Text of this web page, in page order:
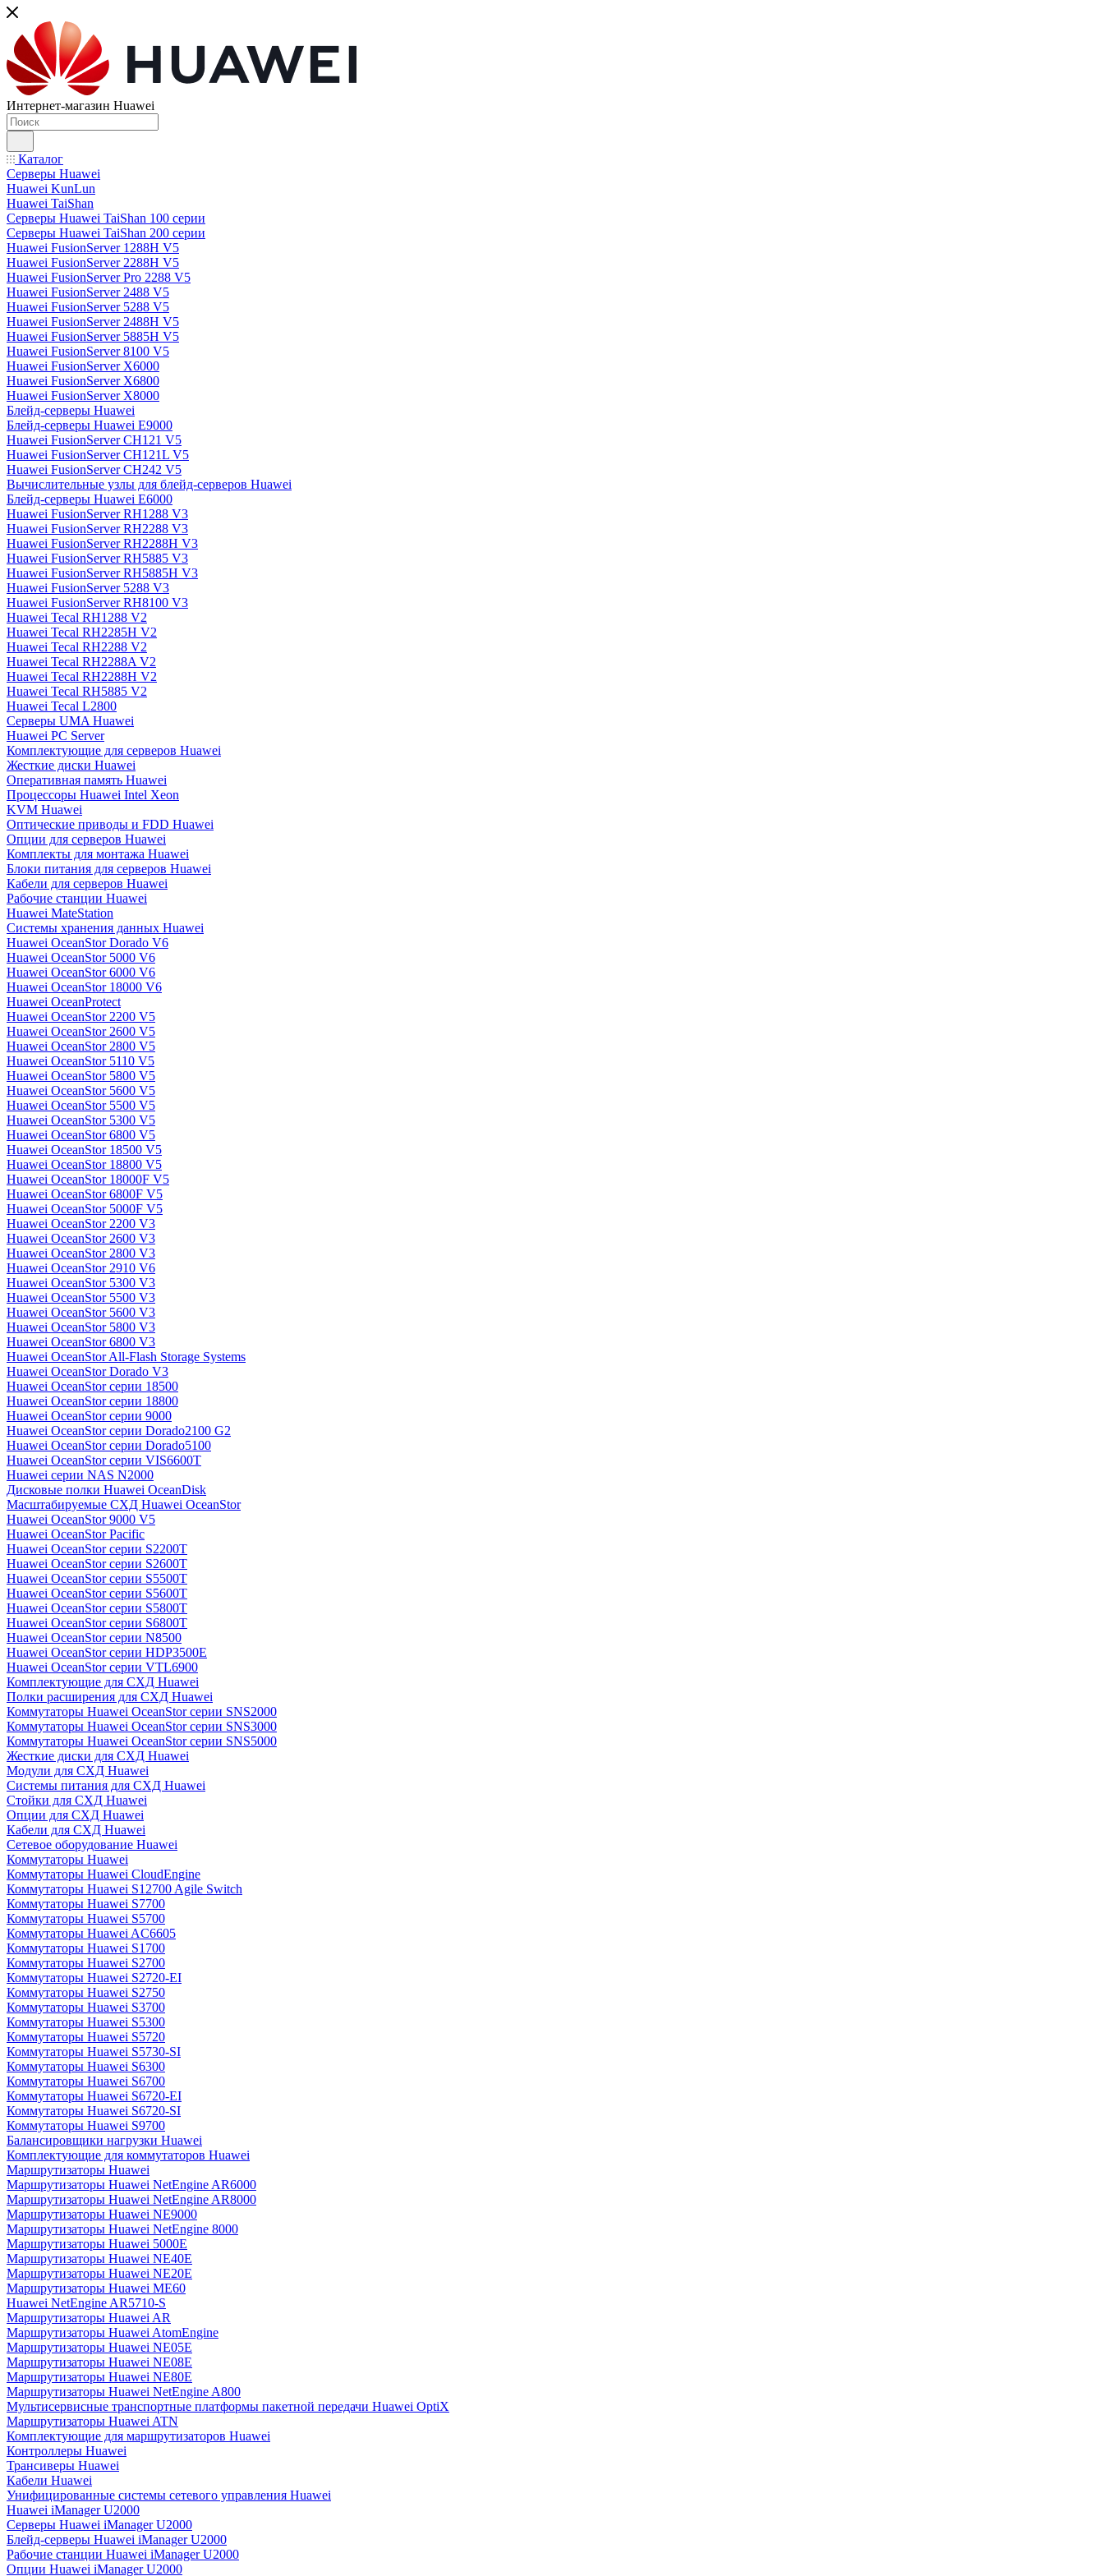
Интернет-магазин Huawei
Каталог
Серверы Huawei
Huawei KunLun
Huawei TaiShan
Серверы Huawei TaiShan 100 серии
Серверы Huawei TaiShan 200 серии
Huawei FusionServer 1288H V5
Huawei FusionServer 2288H V5
Huawei FusionServer Pro 2288 V5
Huawei FusionServer 2488 V5
Huawei FusionServer 5288 V5
Huawei FusionServer 2488H V5
Huawei FusionServer 5885H V5
Huawei FusionServer 8100 V5
Huawei FusionServer X6000
Huawei FusionServer X6800
Huawei FusionServer X8000
Блейд-серверы Huawei
Блейд-серверы Huawei E9000
Huawei FusionServer CH121 V5
Huawei FusionServer CH121L V5
Huawei FusionServer CH242 V5
Вычислительные узлы для блейд-серверов Huawei
Блейд-серверы Huawei E6000
Huawei FusionServer RH1288 V3
Huawei FusionServer RH2288 V3
Huawei FusionServer RH2288H V3
Huawei FusionServer RH5885 V3
Huawei FusionServer RH5885H V3
Huawei FusionServer 5288 V3
Huawei FusionServer RH8100 V3
Huawei Tecal RH1288 V2
Huawei Tecal RH2285H V2
Huawei Tecal RH2288 V2
Huawei Tecal RH2288A V2
Huawei Tecal RH2288H V2
Huawei Tecal RH5885 V2
Huawei Tecal L2800
Серверы UMA Huawei
Huawei PC Server
Комплектующие для серверов Huawei
Жесткие диски Huawei
Оперативная память Huawei
Процессоры Huawei Intel Xeon
KVM Huawei
Оптические приводы и FDD Huawei
Опции для серверов Huawei
Комплекты для монтажа Huawei
Блоки питания для серверов Huawei
Кабели для серверов Huawei
Рабочие станции Huawei
Huawei MateStation
Системы хранения данных Huawei
Huawei OceanStor Dorado V6
Huawei OceanStor 5000 V6
Huawei OceanStor 6000 V6
Huawei OceanStor 18000 V6
Huawei OceanProtect
Huawei OceanStor 2200 V5
Huawei OceanStor 2600 V5
Huawei OceanStor 2800 V5
Huawei OceanStor 5110 V5
Huawei OceanStor 5800 V5
Huawei OceanStor 5600 V5
Huawei OceanStor 5500 V5
Huawei OceanStor 5300 V5
Huawei OceanStor 6800 V5
Huawei OceanStor 18500 V5
Huawei OceanStor 18800 V5
Huawei OceanStor 18000F V5
Huawei OceanStor 6800F V5
Huawei OceanStor 5000F V5
Huawei OceanStor 2200 V3
Huawei OceanStor 2600 V3
Huawei OceanStor 2800 V3
Huawei OceanStor 2910 V6
Huawei OceanStor 5300 V3
Huawei OceanStor 5500 V3
Huawei OceanStor 5600 V3
Huawei OceanStor 5800 V3
Huawei OceanStor 6800 V3
Huawei OceanStor All-Flash Storage Systems
Huawei OceanStor Dorado V3
Huawei OceanStor серии 18500
Huawei OceanStor серии 18800
Huawei OceanStor серии 9000
Huawei OceanStor серии Dorado2100 G2
Huawei OceanStor серии Dorado5100
Huawei OceanStor серии VIS6600T
Huawei серии NAS N2000
Дисковые полки Huawei OceanDisk
Масштабируемые СХД Huawei OceanStor
Huawei OceanStor 9000 V5
Huawei OceanStor Pacific
Huawei OceanStor серии S2200T
Huawei OceanStor серии S2600T
Huawei OceanStor серии S5500T
Huawei OceanStor серии S5600T
Huawei OceanStor серии S5800T
Huawei OceanStor серии S6800T
Huawei OceanStor серии N8500
Huawei OceanStor серии HDP3500E
Huawei OceanStor серии VTL6900
Комплектующие для СХД Huawei
Полки расширения для СХД Huawei
Коммутаторы Huawei OceanStor серии SNS2000
Коммутаторы Huawei OceanStor серии SNS3000
Коммутаторы Huawei OceanStor серии SNS5000
Жесткие диски для СХД Huawei
Модули для СХД Huawei
Системы питания для СХД Huawei
Стойки для СХД Huawei
Опции для СХД Huawei
Кабели для СХД Huawei
Сетевое оборудование Huawei
Коммутаторы Huawei
Коммутаторы Huawei CloudEngine
Коммутаторы Huawei S12700 Agile Switch
Коммутаторы Huawei S7700
Коммутаторы Huawei S5700
Коммутаторы Huawei AC6605
Коммутаторы Huawei S1700
Коммутаторы Huawei S2700
Коммутаторы Huawei S2720-EI
Коммутаторы Huawei S2750
Коммутаторы Huawei S3700
Коммутаторы Huawei S5300
Коммутаторы Huawei S5720
Коммутаторы Huawei S5730-SI
Коммутаторы Huawei S6300
Коммутаторы Huawei S6700
Коммутаторы Huawei S6720-EI
Коммутаторы Huawei S6720-SI
Коммутаторы Huawei S9700
Балансировщики нагрузки Huawei
Комплектующие для коммутаторов Huawei
Маршрутизаторы Huawei
Маршрутизаторы Huawei NetEngine AR6000
Маршрутизаторы Huawei NetEngine AR8000
Маршрутизаторы Huawei NE9000
Маршрутизаторы Huawei NetEngine 8000
Маршрутизаторы Huawei 5000E
Маршрутизаторы Huawei NE40E
Маршрутизаторы Huawei NE20E
Маршрутизаторы Huawei ME60
Huawei NetEngine AR5710-S
Маршрутизаторы Huawei AR
Маршрутизаторы Huawei AtomEngine
Маршрутизаторы Huawei NE05E
Маршрутизаторы Huawei NE08E
Маршрутизаторы Huawei NE80E
Маршрутизаторы Huawei NetEngine A800
Мультисервисные транспортные платформы пакетной передачи Huawei OptiX
Маршрутизаторы Huawei ATN
Комплектующие для маршрутизаторов Huawei
Контроллеры Huawei
Трансиверы Huawei
Кабели Huawei
Унифицированные системы сетевого управления Huawei
Huawei iManager U2000
Серверы Huawei iManager U2000
Блейд-серверы Huawei iManager U2000
Рабочие станции Huawei iManager U2000
Опции Huawei iManager U2000